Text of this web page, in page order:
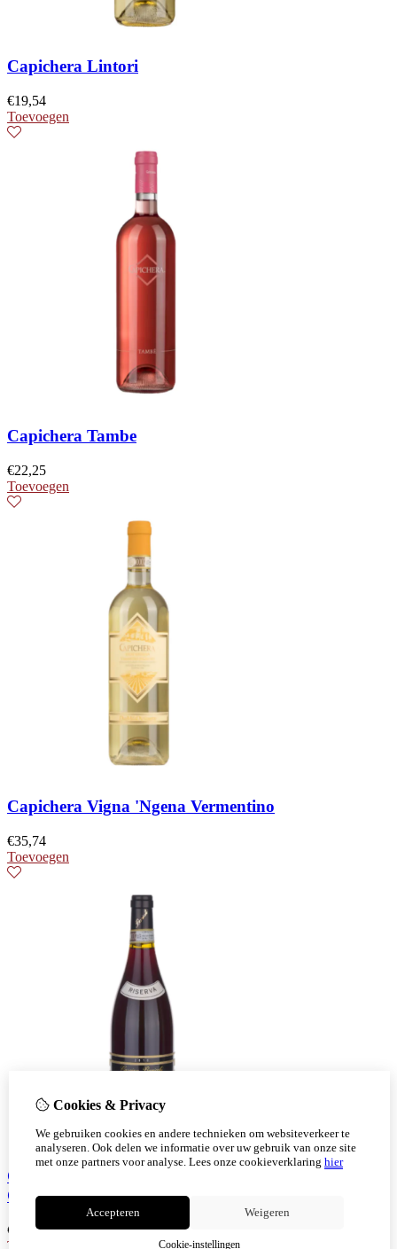
Capichera Lintori
€19,54
Toevoegen
Capichera Tambe
€22,25
Toevoegen
Capichera Vigna 'Ngena Vermentino
€35,74
Toevoegen
Cascina Baricchi Barbaresco Riserva Rose delle
Casasse
€
78,00
Toevoegen
Cookies & Privacy
We gebruiken cookies en andere technieken om websiteverkeer te
analyseren. Ook delen we informatie over uw gebruik van onze site
met onze partners voor analyse. Lees onze cookieverklaring hier
Accepteren Weigeren
Cookie-instellingen